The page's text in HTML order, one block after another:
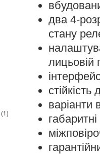
(1)
два 4-
стану
лицьовій